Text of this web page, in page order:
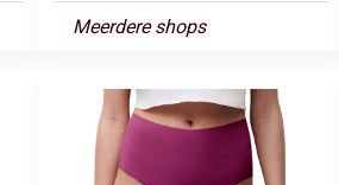
Meerdere shops